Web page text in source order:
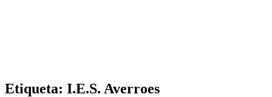
Etiqueta: I.E.S. Averroes